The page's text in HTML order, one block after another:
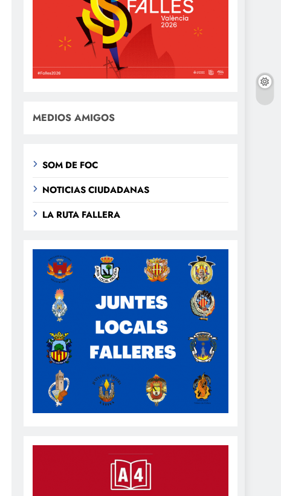
MEDIOS AMIGOS
SOM DE FOC
NOTICIAS CIUDADANAS
LA RUTA FALLERA